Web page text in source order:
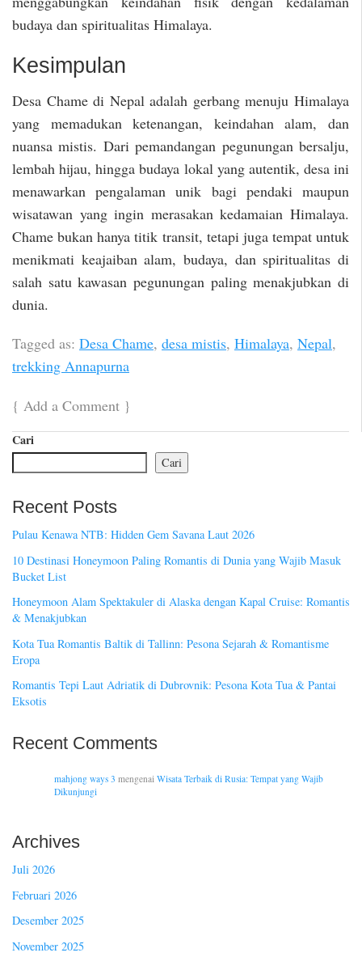
budaya dan spiritualitas Himalaya.
Kesimpulan
Desa Chame di Nepal adalah gerbang menuju Himalaya
yang memadukan ketenangan, keindahan alam, dan
nuansa mistis. Dari pemandangan pegunungan bersalju,
lembah hijau, hingga budaya lokal yang autentik, desa ini
menawarkan pengalaman unik bagi pendaki maupun
wisatawan yang ingin merasakan kedamaian Himalaya.
Chame bukan hanya titik transit, tetapi juga tempat untuk
menikmati keajaiban alam, budaya, dan spiritualitas di
salah satu kawasan pegunungan paling menakjubkan di
dunia.
Tagged as: Desa Chame, desa mistis, Himalaya, Nepal,
trekking Annapurna
{ Add a Comment }
Cari
Cari
Recent Posts
Pulau Kenawa NTB: Hidden Gem Savana Laut 2026
10 Destinasi Honeymoon Paling Romantis di Dunia yang Wajib Masuk
Bucket List
Honeymoon Alam Spektakuler di Alaska dengan Kapal Cruise: Romantis
& Menakjubkan
Kota Tua Romantis Baltik di Tallinn: Pesona Sejarah & Romantisme
Eropa
Romantis Tepi Laut Adriatik di Dubrovnik: Pesona Kota Tua & Pantai
Eksotis
Recent Comments
mahjong ways 3 mengenai Wisata Terbaik di Rusia: Tempat yang Wajib
Dikunjungi
Archives
Juli 2026
Februari 2026
Desember 2025
November 2025